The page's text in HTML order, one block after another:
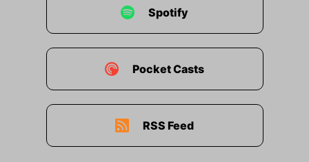
Spotify
Pocket Casts
RSS Feed